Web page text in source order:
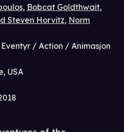
, Bobcat Goldthwait,
Steven Horvitz, Norm
/ Action / Animasjon
USA